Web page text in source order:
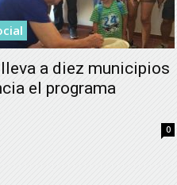
a diez municipios
el programa
0